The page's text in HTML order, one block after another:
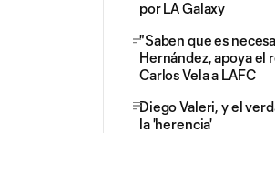
por LA Galaxy
"Saben que es
Hernández, apoya el
Carlos Vela a LAFC
Diego Valeri, y el
la 'herencia'